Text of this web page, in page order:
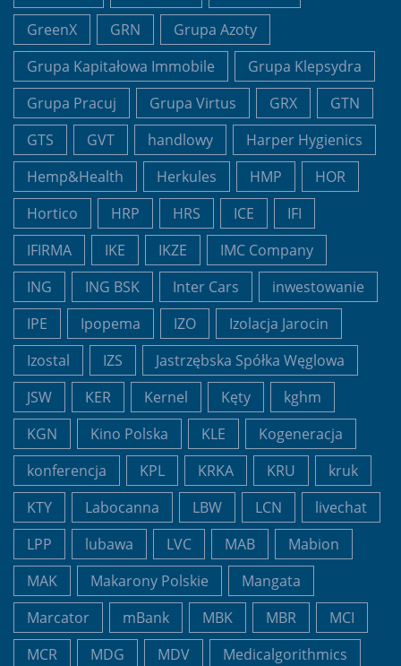
GreenX
GRN
Grupa Azoty
Grupa Kapitałowa Immobile
Grupa Klepsydra
Grupa Pracuj
Grupa Virtus GRX
GTN
GTS
GVT handlowy
Harper Hygienics
Hemp&Health
Herkules HMP
HOR
Hortico
HRP HRS ICE
IFI
IFIRMA
IKE IKZE
IMC Company
ING
ING BSK Inter Cars
inwestowanie
IPE
Ipopema IZO
Izolacja Jarocin
Izostal
IZS
Jastrzębska Spółka Węglowa
JSW
KER Kernel Kęty
kghm
KGN
Kino Polska KLE
Kogeneracja
konferencja
KPL KRKA KRU
kruk
KTY
Labocanna LBW LCN
livechat
LPP
lubawa LVC MAB
Mabion
MAK
Makarony Polskie
Mangata
Marcator
mBank MBK MBR
MCI
MCR
MDG MDV
Medicalgorithmics